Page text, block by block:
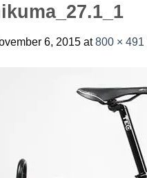
6, 2015 at800 × 491